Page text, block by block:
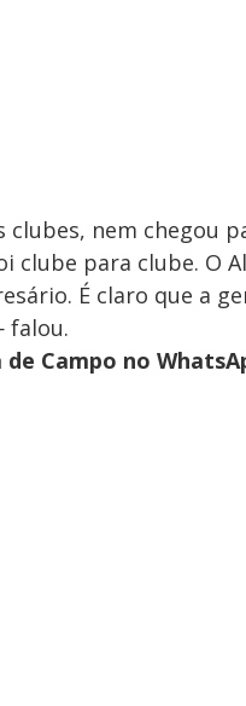
clubes, nem chegou
clube para clube. O
É claro que a
falou.
Campo no